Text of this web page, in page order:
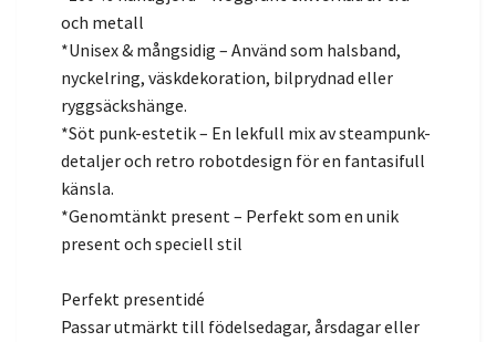
och metall
*Unisex & mångsidig – Använd som halsband,
nyckelring, väskdekoration, bilprydnad eller
ryggsäckshänge.
*Söt punk-estetik – En lekfull mix av steampunk-
detaljer och retro robotdesign för en fantasifull
känsla.
*Genomtänkt present – Perfekt som en unik
present och speciell stil
Perfekt presentidé
Passar utmärkt till födelsedagar, årsdagar eller